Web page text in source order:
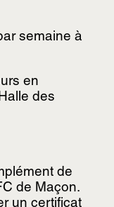
semaine à
en
des
de
de Maçon.
un certificat